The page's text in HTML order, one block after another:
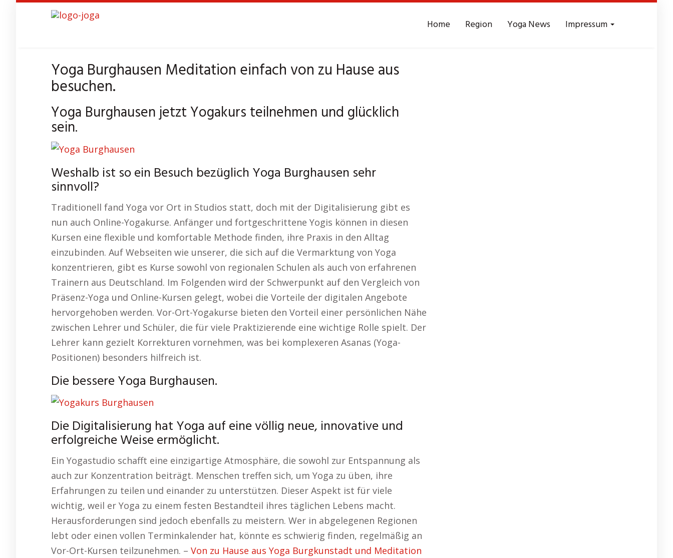
Home Region Yoga News Impressum
Yoga Burghausen Meditation einfach von zu Hause aus
besuchen.
Yoga Burghausen jetzt Yogakurs teilnehmen und glücklich
sein.
Weshalb ist so ein Besuch bezüglich Yoga Burghausen sehr
sinnvoll?
Traditionell fand Yoga vor Ort in Studios statt, doch mit der Digitalisierung gibt es
nun auch Online-Yogakurse. Anfänger und fortgeschrittene Yogis können in diesen
Kursen eine flexible und komfortable Methode finden, ihre Praxis in den Alltag
einzubinden. Auf Webseiten wie unserer, die sich auf die Vermarktung von Yoga
konzentrieren, gibt es Kurse sowohl von regionalen Schulen als auch von erfahrenen
Trainern aus Deutschland. Im Folgenden wird der Schwerpunkt auf den Vergleich von
Präsenz-Yoga und Online-Kursen gelegt, wobei die Vorteile der digitalen Angebote
hervorgehoben werden. Vor-Ort-Yogakurse bieten den Vorteil einer persönlichen Nähe
zwischen Lehrer und Schüler, die für viele Praktizierende eine wichtige Rolle spielt. Der
Lehrer kann gezielt Korrekturen vornehmen, was bei komplexeren Asanas (Yoga-
Positionen) besonders hilfreich ist.
Die bessere Yoga Burghausen.
Die Digitalisierung hat Yoga auf eine völlig neue, innovative und
erfolgreiche Weise ermöglicht.
Ein Yogastudio schafft eine einzigartige Atmosphäre, die sowohl zur Entspannung als
auch zur Konzentration beiträgt. Menschen treffen sich, um Yoga zu üben, ihre
Erfahrungen zu teilen und einander zu unterstützen. Dieser Aspekt ist für viele
wichtig, weil er Yoga zu einem festen Bestandteil ihres täglichen Lebens macht.
Herausforderungen sind jedoch ebenfalls zu meistern. Wer in abgelegenen Regionen
lebt oder einen vollen Terminkalender hat, könnte es schwierig finden, regelmäßig an
Vor-Ort-Kursen teilzunehmen. – Von zu Hause aus Yoga Burgkunstadt und Meditation